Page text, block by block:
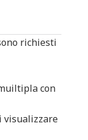
richiesti
con
visualizzare